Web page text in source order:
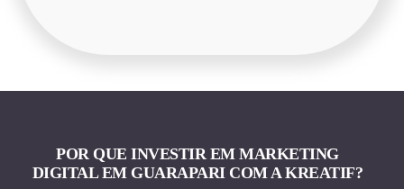
POR QUE INVESTIR EM MARKETING
DIGITAL EM GUARAPARI COM A KREATIF?